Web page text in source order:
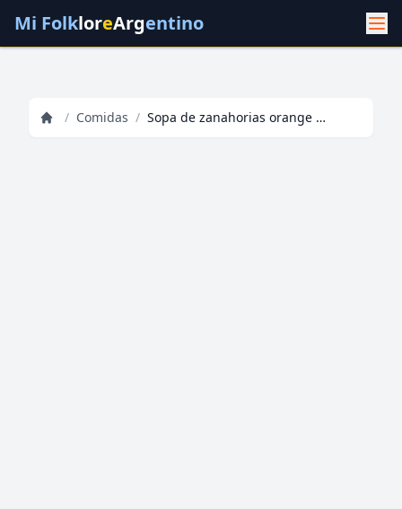
Mi FolkloreArgentino
/ Comidas / Sopa de zanahorias orange cup